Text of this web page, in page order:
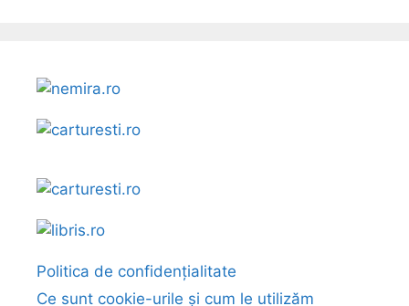
Politica de confidențialitate
Ce sunt cookie-urile și cum le utilizăm